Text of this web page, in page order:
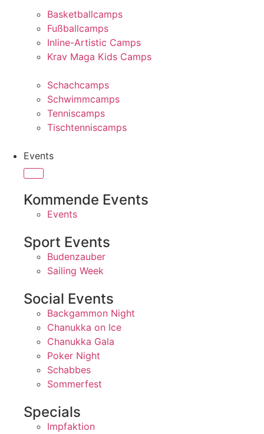
Basketballcamps
Fußballcamps
Inline-Artistic Camps
Krav Maga Kids Camps
Schachcamps
Schwimmcamps
Tenniscamps
Tischtenniscamps
Events
Kommende Events
Events
Sport Events
Budenzauber
Sailing Week
Social Events
Backgammon Night
Chanukka on Ice
Chanukka Gala
Poker Night
Schabbes
Sommerfest
Specials
Impfaktion